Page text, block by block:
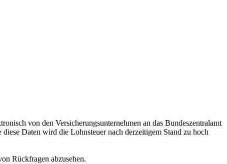
von den Versicherungsunternehmen an das Bundeszentralamt
Daten wird die Lohnsteuer nach derzeitigem Stand zu hoch
Rückfragen abzusehen.